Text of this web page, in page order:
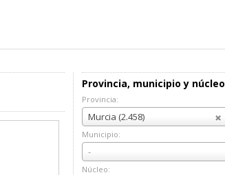
Provincia, municipio y núcleo
Provincia:
Murcia (2.458)
Provincia:
Municipio:
-
Municipio:
Núcleo: